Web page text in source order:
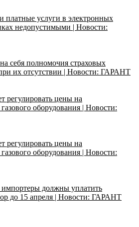
платные услуги в электронных
недопустимыми | Новости:
себя полномочия страховых
их отсутствии | Новости: ГАРАНТ
регулировать цены на
оборудования | Новости:
регулировать цены на
оборудования | Новости:
должны уплатить
до 15 апреля | Новости: ГАРАНТ